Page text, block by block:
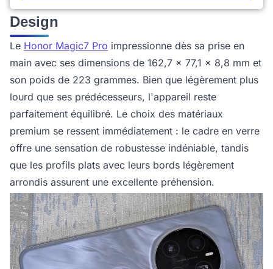
Design
Le Honor Magic7 Pro impressionne dès sa prise en
main avec ses dimensions de 162,7 x 77,1 x 8,8 mm et
son poids de 223 grammes. Bien que légèrement plus
lourd que ses prédécesseurs, l'appareil reste
parfaitement équilibré. Le choix des matériaux
premium se ressent immédiatement : le cadre en verre
offre une sensation de robustesse indéniable, tandis
que les profils plats avec leurs bords légèrement
arrondis assurent une excellente préhension.